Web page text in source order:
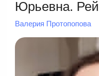
Юрьевна.
Валерия Протопопова